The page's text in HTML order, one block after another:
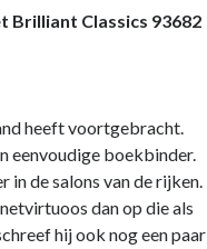
Brilliant Classics 93682
heeft voortgebracht.
eenvoudige boekbinder.
in de salons van de rijken.
dan op die als
hij ook nog een paar